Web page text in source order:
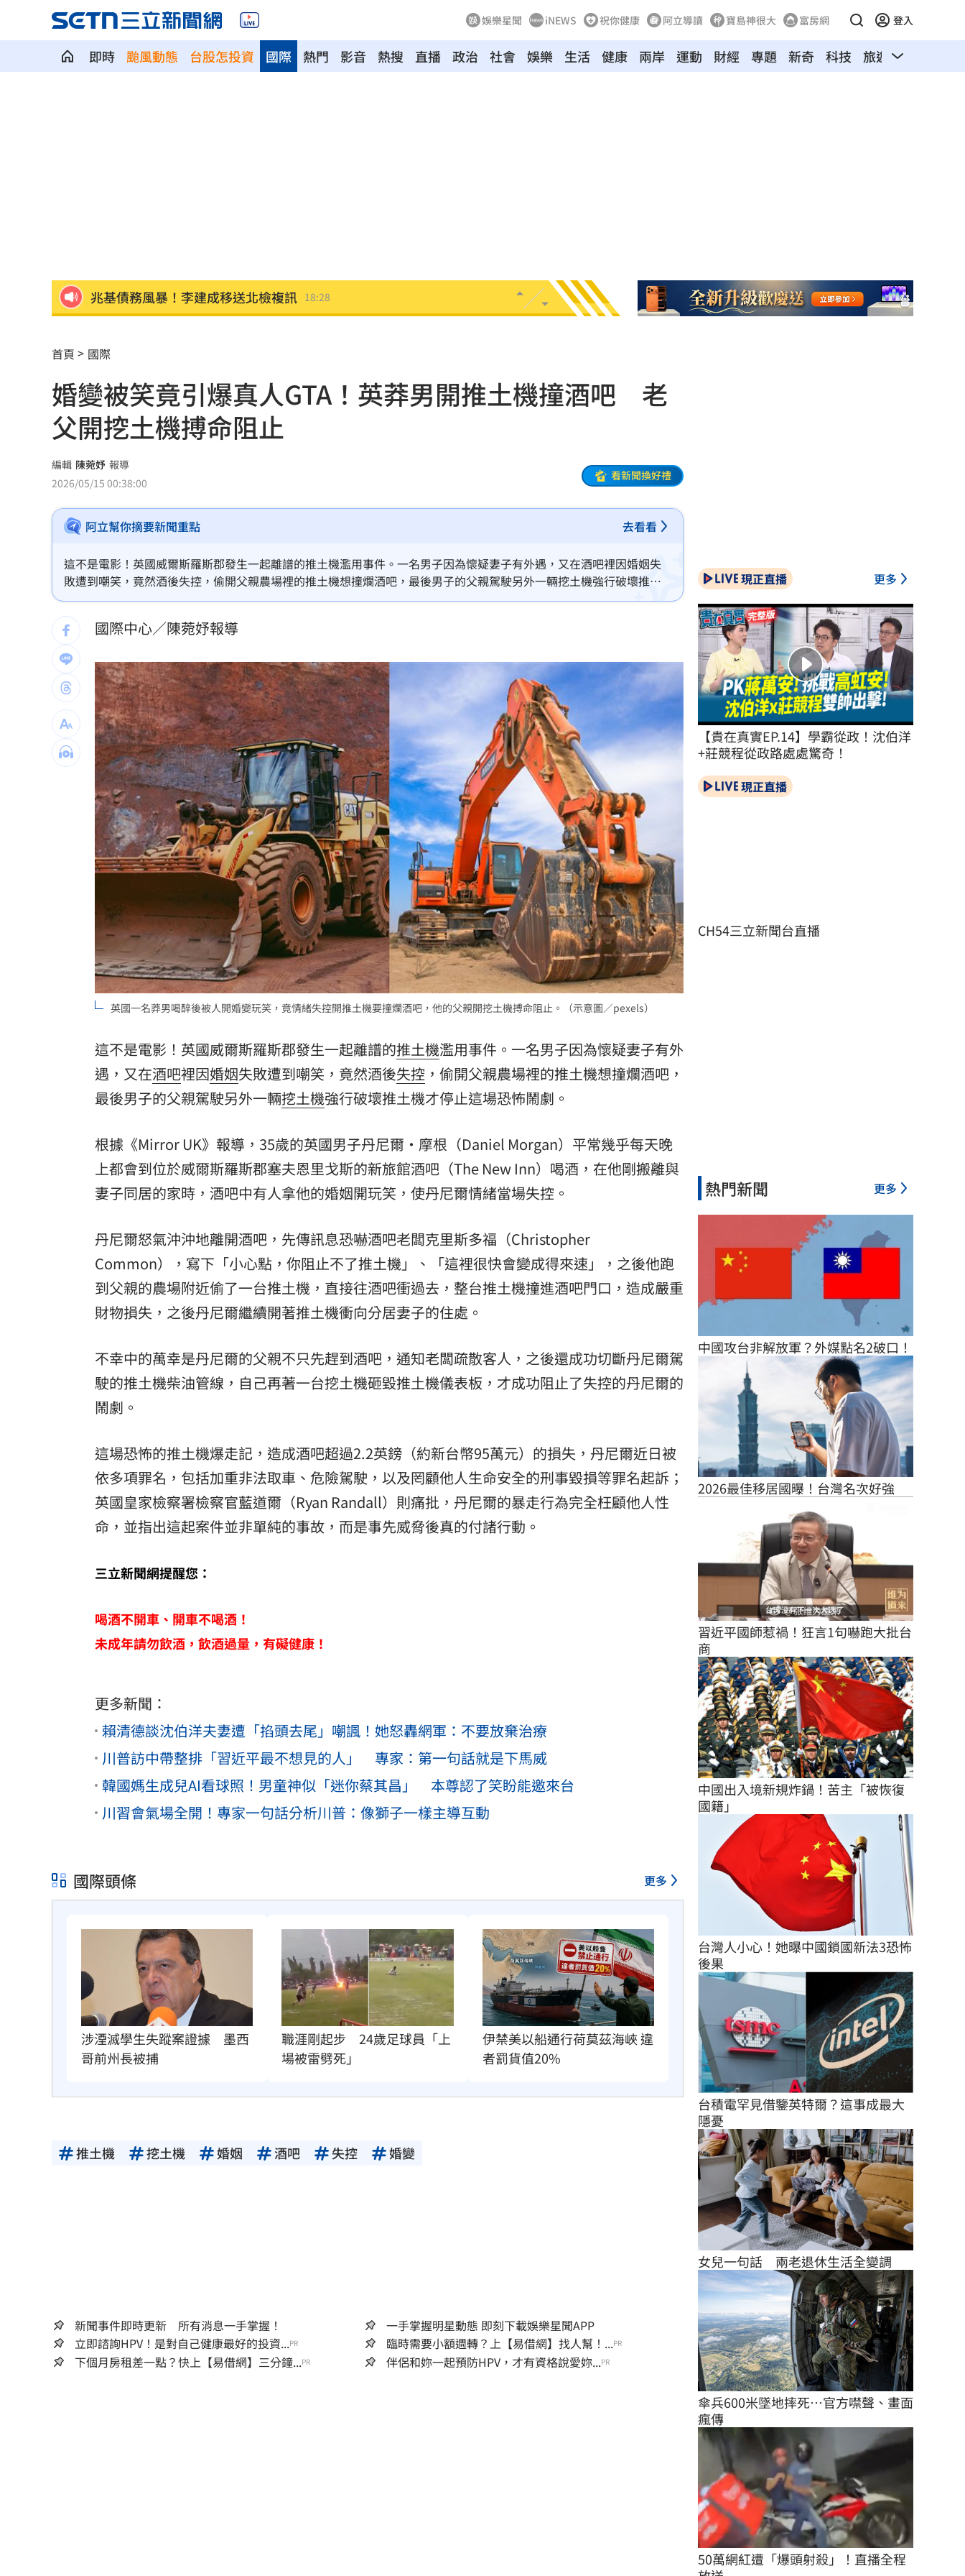
娛樂星聞 iNEWS 祝你健康 阿立導讀 寶島神很大 富房網 登入
即時 颱風動態 台股怎投資 熱門 影音 熱搜 直播 政治 社會 娛樂 生活 健康
國際 兩岸 運動 財經 專題 新奇 科技 旅遊 汽車
兆基債務風暴！李建成移送北檢複訊 18:28
日本長壽秘密找到了！1食物穩血糖又通腸
新/涉收原鄉工程回扣 高市議員120萬交保 18:24
引退女優轉行程式設計師 網：無碼變寫碼
新制上路！增6檔關禁閉 關5天、2分撮合
關注城鎮韌性演習 10駐台單位齊發文宣導
邱凱偉加入針線緣 喜搭台八女神陳珮騏
台股ETF規模飆破7.5兆 「這兩檔」翻倍漲 18:13
全聯阿嬤級洗碗精 客人讚去油力強用45年
瑪帝斯明一軍先發 後藤證實割愛阿部雄大 18:12
不斷更新／8日國籍航空、船班異動一次看 18:09
IU生日驚喜曝光 邊佑錫爆親訂紫色蛋糕 18:09
桃猿牛棚壞消息 陳柏豪動刀確定本季報銷 18:08
台灣彩券開獎直播中 20:31
LIVE三立+24小時直播 15:27
三立iNEWS新聞台線上直播 18:00
商場戰國來臨 台中「頂奢大道」逐漸成形 12:00
台彩父親節推新刮刮樂千萬頭獎超「爸」氣 12:00
「拍片人的多重宇宙」職涯論壇9/12登場！ 10:30
8國球員齊聚高雄 Formosa 7s掀足球熱潮 10:00
首頁 國際
婚變被笑竟引爆真人GTA！英莽男開推土機撞酒吧 老
父開挖土機搏命阻止
編輯 陳菀妤 報導
2026/05/15 00:38:00
看新聞換好禮
阿立幫你摘要新聞重點 去看看
這不是電影！英國威爾斯羅斯郡發生一起離譜的推土機濫用事件。一名男子因為懷疑妻子有外遇，又在酒吧裡因婚姻失
敗遭到嘲笑，竟然酒後失控，偷開父親農場裡的推土機想撞爛酒吧，最後男子的父親駕駛另外一輛挖土機強行破壞推土
機才停止這場恐怖鬧劇。
國際中心／陳菀妤報導
英國一名莽男喝醉後被人開婚變玩笑，竟情緒失控開推土機要撞爛酒吧，他的父親開挖土機搏命阻止。（示意圖／pexels）
這不是電影！英國威爾斯羅斯郡發生一起離譜的推土機濫用事件。一名男子因為懷疑妻子有外
遇，又在酒吧裡因婚姻失敗遭到嘲笑，竟然酒後失控 ，偷開父親農場裡的推土機想撞爛酒吧，
最後男子的父親駕駛另外一輛挖土機強行破壞推土機才停止這場恐怖鬧劇。
根據《Mirror UK》報導，35歲的英國男子丹尼爾・摩根（Daniel Morgan）平常幾乎每天晚
上都會到位於威爾斯羅斯郡塞夫恩里戈斯的新旅館酒吧（The New Inn）喝酒，在他剛搬離與
妻子同居的家時，酒吧中有人拿他的婚姻開玩笑，使丹尼爾情緒當場失控。
丹尼爾怒氣沖沖地離開酒吧，先傳訊息恐嚇酒吧老闆克里斯多福（Christopher
Common），寫下「小心點，你阻止不了推土機」、「這裡很快會變成得來速」，之後他跑
到父親的農場附近偷了一台推土機，直接往酒吧衝過去，整台推土機撞進酒吧門口，造成嚴重
財物損失，之後丹尼爾繼續開著推土機衝向分居妻子的住處。
不幸中的萬幸是丹尼爾的父親不只先趕到酒吧，通知老闆疏散客人，之後還成功切斷丹尼爾駕
駛的推土機柴油管線，自己再著一台挖土機砸毀推土機儀表板，才成功阻止了失控的丹尼爾的
鬧劇。
這場恐怖的推土機爆走記，造成酒吧超過2.2英鎊（約新台幣95萬元）的損失，丹尼爾近日被
依多項罪名，包括加重非法取車、危險駕駛，以及罔顧他人生命安全的刑事毀損等罪名起訴；
英國皇家檢察署檢察官藍道爾（Ryan Randall）則痛批，丹尼爾的暴走行為完全枉顧他人性
命，並指出這起案件並非單純的事故，而是事先威脅後真的付諸行動。
三立新聞網提醒您：
喝酒不開車、開車不喝酒！
未成年請勿飲酒，飲酒過量，有礙健康！
更多新聞：
賴清德談沈伯洋夫妻遭「掐頭去尾」嘲諷！她怒轟網軍：不要放棄治療
川普訪中帶整排「習近平最不想見的人」 專家：第一句話就是下馬威
韓國媽生成兒AI看球照！男童神似「迷你蔡其昌」 本尊認了笑盼能邀來台
川習會氣場全開！專家一句話分析川普：像獅子一樣主導互動
國際頭條 更多
涉湮滅學生失蹤案證據　墨西
哥前州長被捕
職涯剛起步　24歲足球員「上
場被雷劈死」
伊禁美以船通行荷莫茲海峽 違
者罰貨值20%
推土機 挖土機 婚姻 酒吧 失控 婚變
新聞事件即時更新 所有消息一手掌握！
一手掌握明星動態 即刻下載娛樂星聞APP
立即諮詢HPV！是對自己健康最好的投資...PR 臨時需要小額週轉？上【易借網】找人幫！...PR
下個月房租差一點？快上【易借網】三分鐘...PR 伴侶和妳一起預防HPV，才有資格說愛妳...PR
現正直播 更多
【貴在真實EP.14】學霸從政！沈伯洋
+莊競程從政路處處驚奇！
現正直播
CH54三立新聞台直播
熱門新聞 更多
中國攻台非解放軍？外媒點名2破口！
2026最佳移居國曝！台灣名次好強
習近平國師惹禍！狂言1句嚇跑大批台
商
中國出入境新規炸鍋！苦主「被恢復
國籍」
台灣人小心！她曝中國鎖國新法3恐怖
後果
台積電罕見借鑒英特爾？這事成最大
隱憂
女兒一句話　兩老退休生活全變調
傘兵600米墜地摔死…官方噤聲、畫面
瘋傳
50萬網紅遭「爆頭射殺」！直播全程